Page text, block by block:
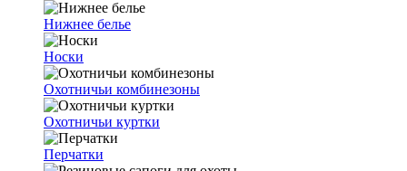
Нижнее белье
Носки
Охотничьи комбинезоны
Охотничьи куртки
Перчатки